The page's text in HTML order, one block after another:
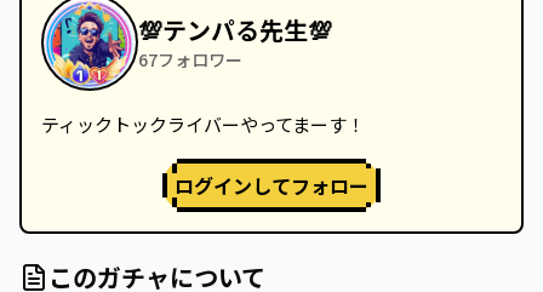
💯テンパる先生💯
67フォロワー
ティックトックライバーやってまーす！
ログインしてフォロー
このガチャについて